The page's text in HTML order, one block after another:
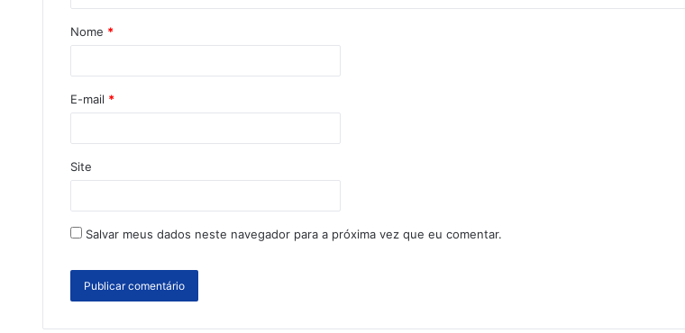
Nome *
E-mail *
Site
Salvar meus dados neste navegador para a próxima vez que eu comentar.